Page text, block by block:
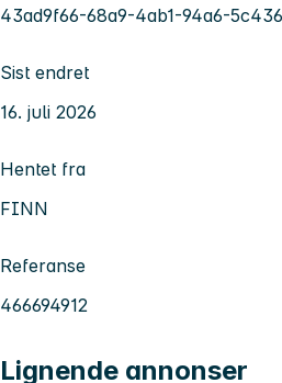
43ad9f66-68a9-4ab1-94a6-
Sist endret
16. juli 2026
Hentet fra
FINN
Referanse
466694912
Lignende annonser